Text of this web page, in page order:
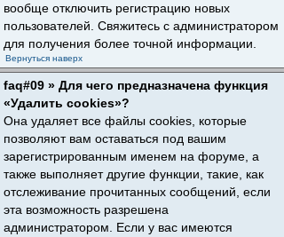
вообще отключить регистрацию новых
пользователей. Свяжитесь с администратором
для получения более точной информации.
Вернуться наверх
faq#09 » Для чего предназначена функция
«Удалить cookies»?
Она удаляет все файлы cookies, которые
позволяют вам оставаться под вашим
зарегистрированным именем на форуме, а
также выполняет другие функции, такие, как
отслеживание прочитанных сообщений, если
эта возможность разрешена
администратором. Если у вас имеются